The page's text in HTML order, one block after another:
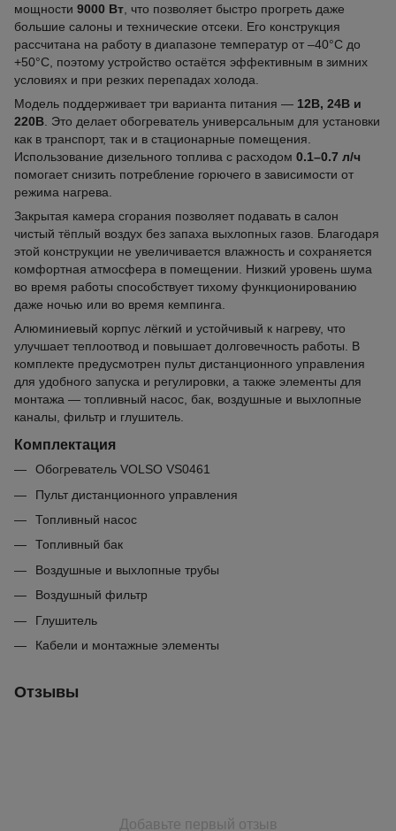
мощности 9000 Вт, что позволяет быстро прогреть даже
большие салоны и технические отсеки. Его конструкция
рассчитана на работу в диапазоне температур от –40°C до
+50°C, поэтому устройство остаётся эффективным в зимних
условиях и при резких перепадах холода.
Модель поддерживает три варианта питания — 12В, 24В и
220В. Это делает обогреватель универсальным для установки
как в транспорт, так и в стационарные помещения.
Использование дизельного топлива с расходом 0.1–0.7 л/ч
помогает снизить потребление горючего в зависимости от
режима нагрева.
Закрытая камера сгорания позволяет подавать в салон
чистый тёплый воздух без запаха выхлопных газов. Благодаря
этой конструкции не увеличивается влажность и сохраняется
комфортная атмосфера в помещении. Низкий уровень шума
во время работы способствует тихому функционированию
даже ночью или во время кемпинга.
Алюминиевый корпус лёгкий и устойчивый к нагреву, что
улучшает теплоотвод и повышает долговечность работы. В
комплекте предусмотрен пульт дистанционного управления
для удобного запуска и регулировки, а также элементы для
монтажа — топливный насос, бак, воздушные и выхлопные
каналы, фильтр и глушитель.
Комплектация
Обогреватель VOLSO VS0461
Пульт дистанционного управления
Топливный насос
Топливный бак
Воздушные и выхлопные трубы
Воздушный фильтр
Глушитель
Кабели и монтажные элементы
Отзывы
Добавьте первый отзыв